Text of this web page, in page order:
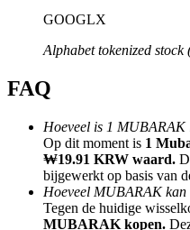
Doorverwijzing
Nodig een vriend uit om
GOOGLX
Alphabet tokenized stock
FAQ
Hoeveel is 1 MUBARAK
Op dit moment is 1
₩19.91 KRW waard.
bijgewerkt op basis van
Hoeveel MUBARAK
Tegen de huidige
MUBARAK kopen.